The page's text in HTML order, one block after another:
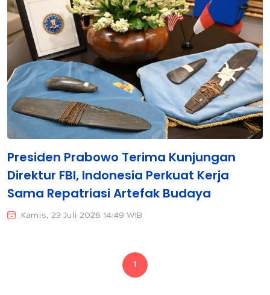
Presiden Prabowo Terima Kunjungan
Direktur FBI, Indonesia Perkuat Kerja
Sama Repatriasi Artefak Budaya
Kamis, 23 Juli 2026 14:49 WIB
1